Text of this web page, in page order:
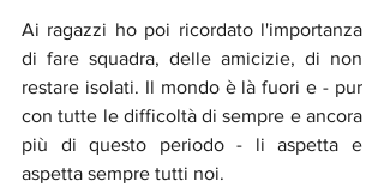
Ai ragazzi ho poi ricordato l'importanza
di fare squadra, delle amicizie, di non
restare isolati. Il mondo è là fuori e - pur
con tutte le difficoltà di sempre e ancora
più di questo periodo - li aspetta e
aspetta sempre tutti noi.